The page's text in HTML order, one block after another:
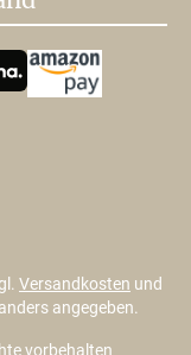
Versandkosten und
angegeben.
vorbehalten